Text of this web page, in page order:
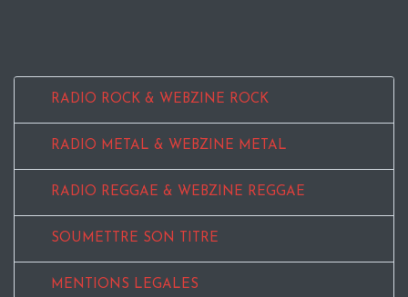
RADIO ROCK & WEBZINE ROCK
RADIO METAL & WEBZINE METAL
RADIO REGGAE & WEBZINE REGGAE
SOUMETTRE SON TITRE
MENTIONS LEGALES